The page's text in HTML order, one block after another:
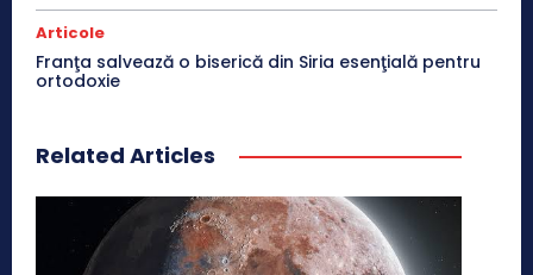
Articole
Franţa salvează o biserică din Siria esenţială pentru
ortodoxie
Related Articles